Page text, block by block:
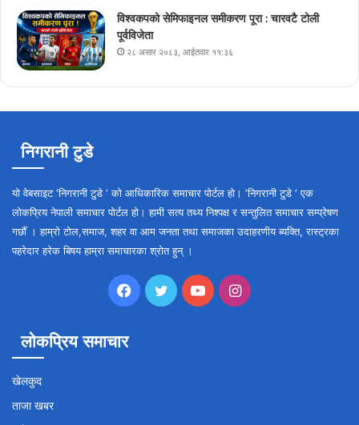
विश्वकपको सेमिफाइनल समीकरण पूरा : चारवटै टोली
पूर्वविजेता
२८ असार २०८३, आईतवार ११:३६
निगरानी टुडे
यो वेबसाइट ‘निगरानी टुडे ‘ को आधिकारिक समाचार पोर्टल हो। ‘निगरानी टुडे ‘ एक
लोकप्रिय नेपाली समाचार पोर्टल हो। हामी सत्य तथ्य निश्पक्ष र सन्तुलित समाचार सम्प्रेषण
गर्छौँ । हाम्रो टोल,समाज, शहर वा आम जनता तथा समाजका उदाहरणीय ब्यक्ति, रास्ट्रका
पहरेदार हरेक बिषय हाम्रा समाचारका श्रोत हुन् ।
Facebook
TwitterYouTubeInstagram
लोकप्रिय समाचार
खेलकुद
ताजा खबर